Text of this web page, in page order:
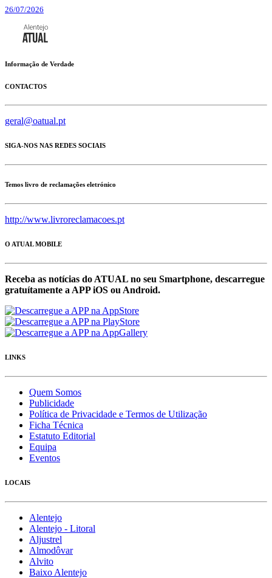
26/07/2026
Informação de Verdade
CONTACTOS
geral@oatual.pt
SIGA-NOS NAS REDES SOCIAIS
Temos livro de reclamações eletrónico
http://www.livroreclamacoes.pt
O ATUAL MOBILE
Receba as notícias do ATUAL no seu Smartphone, descarregue
gratuítamente a APP iOS ou Android.
LINKS
Quem Somos
Publicidade
Política de Privacidade e Termos de Utilização
Ficha Técnica
Estatuto Editorial
Equipa
Eventos
LOCAIS
Alentejo
Alentejo - Litoral
Aljustrel
Almodôvar
Alvito
Baixo Alentejo